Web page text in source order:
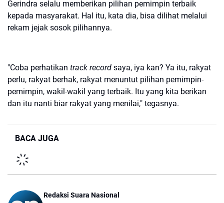
Gerindra selalu memberikan pilihan pemimpin terbaik
kepada masyarakat. Hal itu, kata dia, bisa dilihat melalui
rekam jejak sosok pilihannya.
"Coba perhatikan track record saya, iya kan? Ya itu, rakyat
perlu, rakyat berhak, rakyat menuntut pilihan pemimpin-
pemimpin, wakil-wakil yang terbaik. Itu yang kita berikan
dan itu nanti biar rakyat yang menilai," tegasnya.
BACA JUGA
Redaksi Suara Nasional